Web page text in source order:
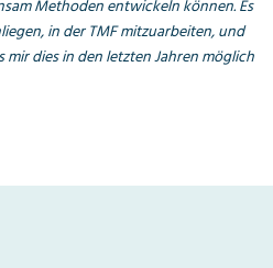
Methoden entwickeln können. Es
in der TMF mitzuarbeiten, und
dies in den letzten Jahren möglich